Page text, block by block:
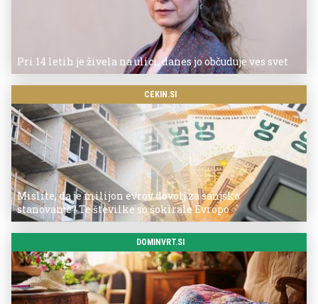
Pri 14 letih je živela na ulici, danes jo občuduje ves svet
CEKIN.SI
Mislite, da je milijon evrov dovolj za sanjsko
stanovanje? Te številke so šokirale Evropo
DOMINVRT.SI